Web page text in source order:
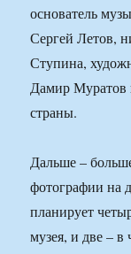
основатель
Сергей Летов,
Ступина,
Дамир Муратов
страны.
Дальше –
фотографии на
планирует
музея, и две – в